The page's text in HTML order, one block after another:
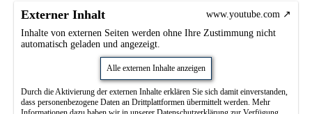
Externer Inhalt
www.youtube.com
Inhalte von externen Seiten werden ohne Ihre Zustimmung nicht
automatisch geladen und angezeigt.
Alle externen Inhalte anzeigen
Durch die Aktivierung der externen Inhalte erklären Sie sich damit einverstanden,
dass personenbezogene Daten an Drittplattformen übermittelt werden. Mehr